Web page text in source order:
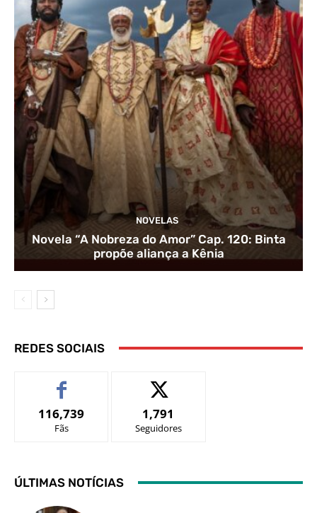
NOVELAS
Novela “A Nobreza do Amor” Cap. 120: Binta
propõe aliança a Kênia
REDES SOCIAIS
116,739
Fãs
1,791
Seguidores
ÚLTIMAS NOTÍCIAS